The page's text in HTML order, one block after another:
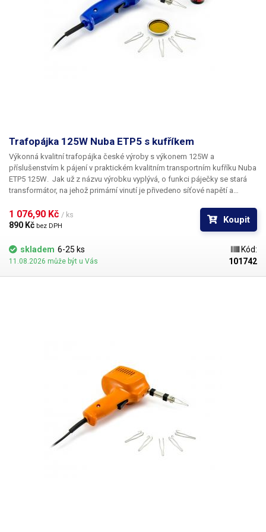
Trafopájka 125W Nuba ETP5 s kufříkem
Výkonná kvalitní trafopájka české výroby s výkonem 125W a
příslušenstvím k pájení v praktickém kvalitním transportním kufříku Nuba
ETP5 125W. Jak už z názvu výrobku vyplývá, o funkci páječky se stará
transformátor, na jehož primární vinutí je přivedeno síťové napětí a
nakrátko. Po sepnutí spouště dojde k sepnutí transformátoru, což má za
následek okamžité rozžhavení pájecí smyčky. Jako indikátor sepnutí
Trafopájky se vyznačují především
a také
rychlým vychladnutím, což není zrovna doménou mikropájek. Jsou pro
1 076,90 Kč / ks
890 Kč bez DPH
Koupit
skladem 6-25 ks
11.08.2026 může být u Vás
Kód:
101742